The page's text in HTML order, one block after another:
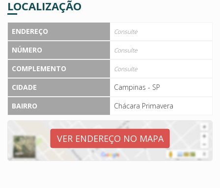
LOCALIZAÇÃO
ENDEREÇO Consulte
NÚMERO Consulte
COMPLEMENTO Consulte
CIDADE
Campinas - SP
BAIRRO
Chácara Primavera
VER ENDEREÇO NO MAPA